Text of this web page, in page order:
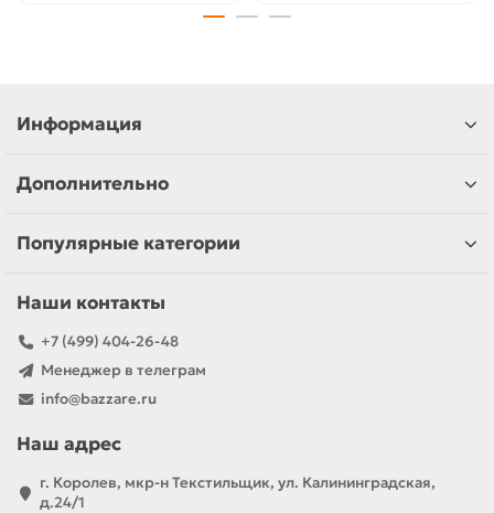
Информация
Дополнительно
Популярные категории
Наши контакты
+7 (499) 404-26-48
Менеджер в телеграм
info@bazzare.ru
Наш адрес
г. Королев, мкр-н Текстильщик, ул. Калининградская,
д.24/1